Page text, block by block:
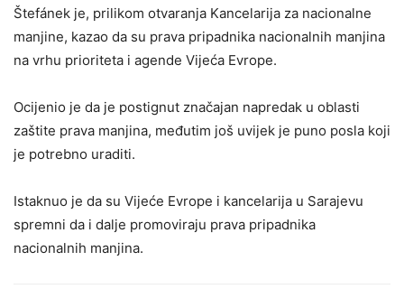
Štefánek je, prilikom otvaranja Kancelarija za nacionalne
manjine, kazao da su prava pripadnika nacionalnih manjina
na vrhu prioriteta i agende Vijeća Evrope.
Ocijenio je da je postignut značajan napredak u oblasti
zaštite prava manjina, međutim još uvijek je puno posla koji
je potrebno uraditi.
Istaknuo je da su Vijeće Evrope i kancelarija u Sarajevu
spremni da i dalje promoviraju prava pripadnika
nacionalnih manjina.